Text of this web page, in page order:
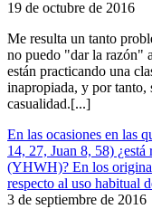
19 de octubre de 2016
Me resulta un tanto
no puedo "dar la razón"
están practicando una
inapropiada, y por tanto,
casualidad.[...]
En las ocasiones en las
14, 27, Juan 8, 58)
(YHWH)? En los
respecto al uso habitual
3 de septiembre de 2016